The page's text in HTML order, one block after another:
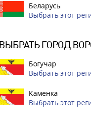
Беларусь
Выбрать этот
ВЫБРАТЬ ГОРОД
Богучар
Выбрать этот
Каменка
Выбрать этот